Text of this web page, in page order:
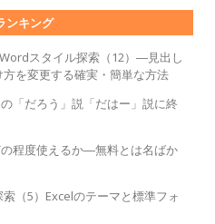
ンキング
スタイル探索（12）―見出し
を変更する確実・簡単な方法
「だろう」説「だはー」説に終
程度使えるか―無料とは名ばか
（5）Excelのテーマと標準フォ